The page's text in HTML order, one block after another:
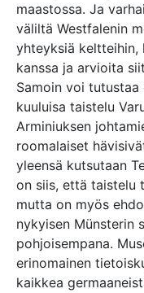
maastossa. Ja
väliltä Westfalenin
yhteyksiä keltteihin,
kanssa ja arvioita
Samoin voi
kuuluisa taistelu
Arminiuksen
roomalaiset
yleensä kutsutaan
on siis, että taistelu
mutta on myös
nykyisen Münsterin
pohjoisempana.
erinomainen
kaikkea